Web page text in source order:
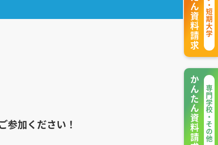
参加ください！
大学・短期大学
専門学校・その他
かんたん資料請求